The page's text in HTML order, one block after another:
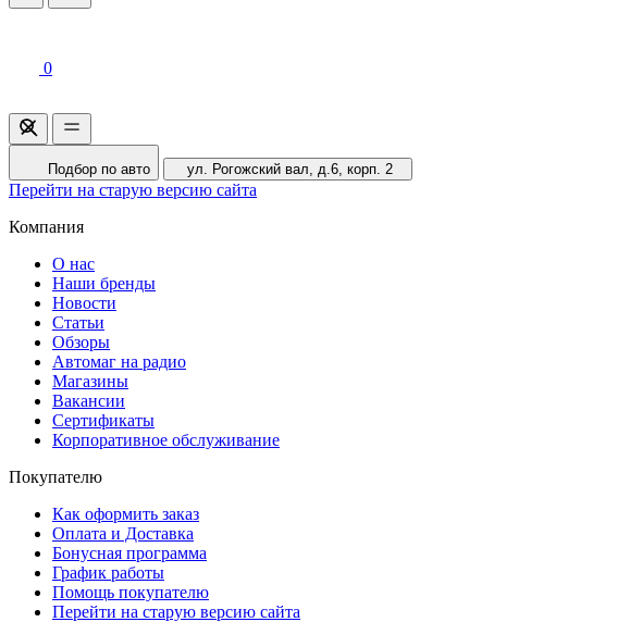
0
Подбор по авто ул. Рогожский вал, д.6, корп. 2
Перейти на старую версию сайта
Компания
О нас
Наши бренды
Новости
Статьи
Обзоры
Автомаг на радио
Магазины
Вакансии
Сертификаты
Корпоративное обслуживание
Покупателю
Как оформить заказ
Оплата и Доставка
Бонусная программа
График работы
Помощь покупателю
Перейти на старую версию сайта